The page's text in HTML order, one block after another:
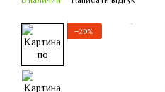
−20%